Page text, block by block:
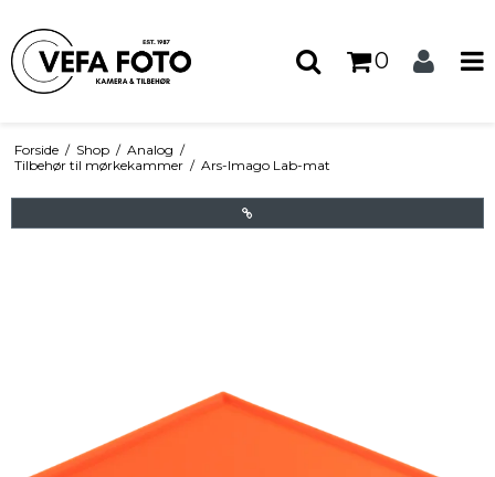
0
Forside / Shop / Analog /
Tilbehør til mørkekammer / Ars-Imago Lab-mat